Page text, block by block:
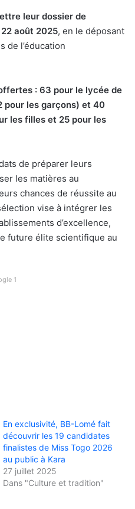
leur dossier de
août 2025, en le déposant
de l’éducation
: 63 pour le lycée de
pour les garçons) et 40
les filles et 25 pour les
de préparer leurs
les matières au
chances de réussite au
vise à intégrer les
d’excellence,
future élite scientifique au
1
En exclusivité, BB-Lomé fait
découvrir les 19 candidates
finalistes de Miss Togo 2026
au public à Kara
27 juillet 2025
Dans "Culture et tradition"